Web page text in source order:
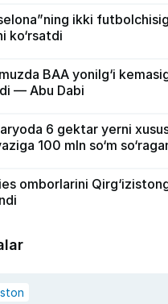
ikki
ko‘rsatdi
BAA yonilg‘i
— Abu Dabi
6 gektar yerni
100 mln so‘m
omborlarini